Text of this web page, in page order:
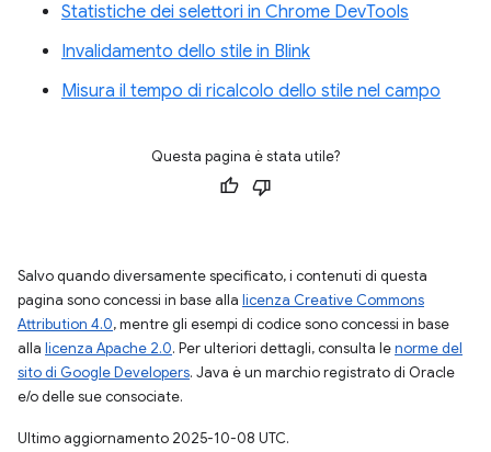
Statistiche dei selettori in Chrome DevTools
Invalidamento dello stile in Blink
Misura il tempo di ricalcolo dello stile nel campo
Questa pagina è stata utile?
Salvo quando diversamente specificato, i contenuti di questa
pagina sono concessi in base alla licenza Creative Commons
Attribution 4.0, mentre gli esempi di codice sono concessi in base
alla licenza Apache 2.0. Per ulteriori dettagli, consulta lenorme del
sito di Google Developers. Java è un marchio registrato di Oracle
e/o delle sue consociate.
Ultimo aggiornamento 2025-10-08 UTC.